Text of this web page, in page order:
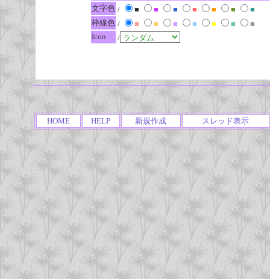
文字色 / ■ ■ ■ ■ ■ ■
■
枠線色 / ■ ■ ■ ■ ■ ■
■
Icon
/
HOME HELP 新規作成 スレッド表示